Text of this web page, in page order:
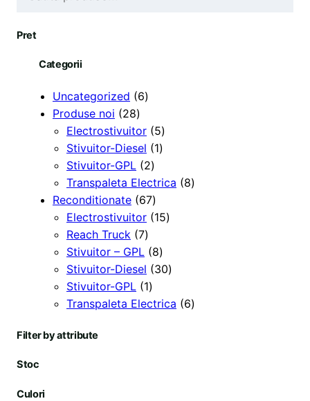
tPret
Categorii
Uncategorized 66
r
o
d
u
s
e
Produse noi 282
8
d
e
p
r
o
d
u
s
e
Electrostivuitor 55
p
o
u
e
Stivuitor-Diesel 11
r
d
s
Stivuitor-GPL 22
p
r
o
u
s
e
Transpaleta Electrica 88
e
Reconditionate 676
7
e
p
o
Electrostivuitor 151
r
d
Reach Truck 77
p
r
o
d
Stivuitor – GPL 88
p
o
Stivuitor-Diesel 303
d
Stivuitor-GPL 11
p
Transpaleta Electrica 66
Filter by attribute
Stoc
Culori